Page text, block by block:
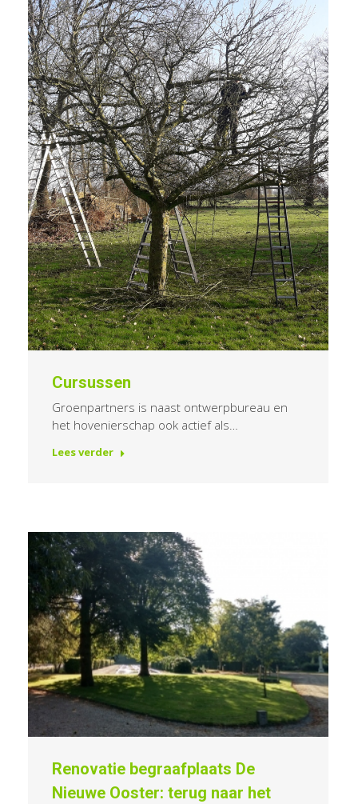
Cursussen
Groenpartners is naast ontwerpbureau en
het hovenierschap ook actief als…
Lees verder
Renovatie begraafplaats De
Nieuwe Ooster: terug naar het